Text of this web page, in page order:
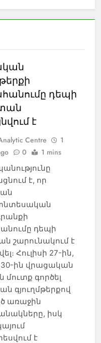
դեպի
է
Centre
1
0 1 mins
է, որ
դեպի
շարունակում է
Հուլիսի 27-ին,
30-ին վրացական
մուտք գործել
գյուղմթերքով
առաջին
իսկ
է